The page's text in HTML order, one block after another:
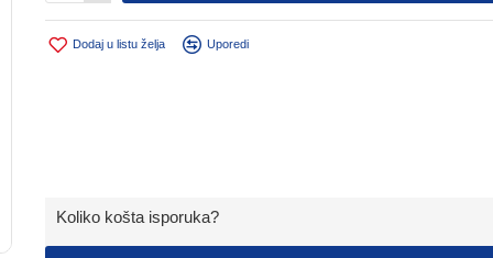
Dodaj u listu želja Uporedi
Koliko košta isporuka?